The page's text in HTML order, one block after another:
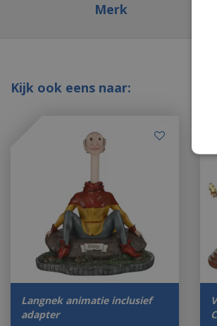
Merk
Kijk ook eens naar:
Langnek animatie inclusief
adapter